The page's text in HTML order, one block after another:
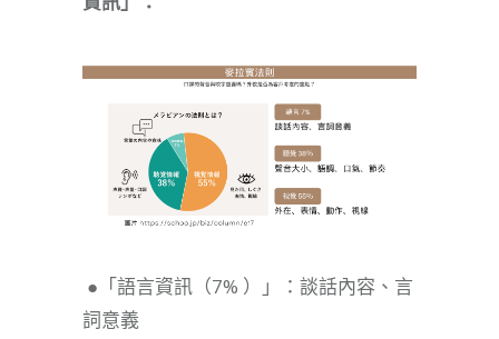
●「語言資訊（7% ）」：談話內容、言
詞意義